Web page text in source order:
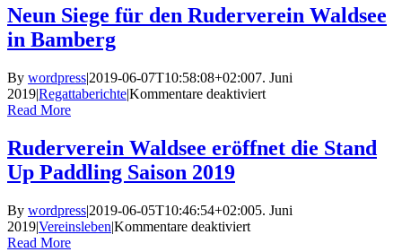
mit
drei
Deutscher
Meisterschaft
Neun Siege für den Ruderverein Waldsee
in Bamberg
By wordpress|2019-06-07T10:58:08+02:007. Juni
2019|Regattaberichte|Kommentare deaktiviertfür
für
den
in
Read More
Ruderverein Waldsee eröffnet die Stand
Up Paddling Saison 2019
By wordpress|2019-06-05T10:46:54+02:005. Juni
2019|Vereinsleben|Kommentare deaktiviertfür
Read More